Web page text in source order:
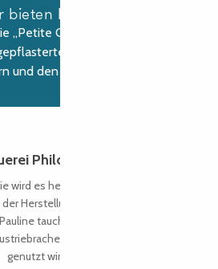
bieten Ihnen
„Petite Cité de Caractère®“
Gassen mit ihren
und den historischen oder...
Philomenn
wird es hergestellt? Tauchen Sie ein
Herstellung eines handwerklich
tauchen Sie in die Geschichte
ein, die heute als Brauerei
genutzt wird.